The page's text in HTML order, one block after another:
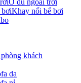
Ô dù ngoài trời
Khay nổi bể bơi
khách
da